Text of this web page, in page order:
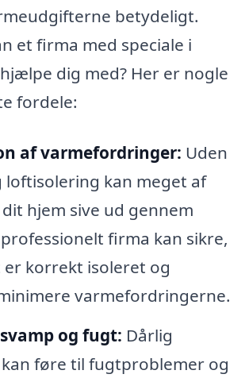
betydeligt.
et firma med speciale i
dig med? Her er nogle
fordele:
af varmefordringer: Uden
kan meget af
hjem sive ud gennem
firma kan sikre,
korrekt isoleret og
varmefordringerne.
og fugt: Dårlig
føre til fugtproblemer og